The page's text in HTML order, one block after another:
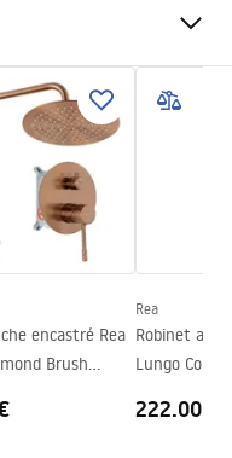
inoxydable, Laiton
mm
_5.pdf
encastré Rea
Brush
Rea
Robinet
Lungo Copper
222.00 €